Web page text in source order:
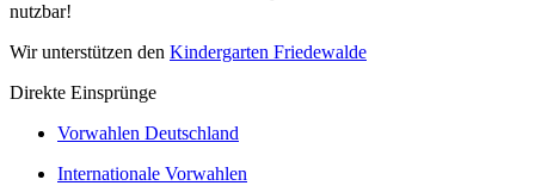
nutzbar!
Wir unterstützen den Kindergarten Friedewalde
Direkte Einsprünge
Vorwahlen Deutschland
Internationale Vorwahlen